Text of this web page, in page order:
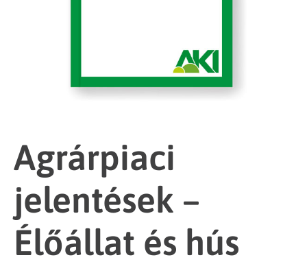
Agrárpiaci
jelentések –
Élőállat és hús